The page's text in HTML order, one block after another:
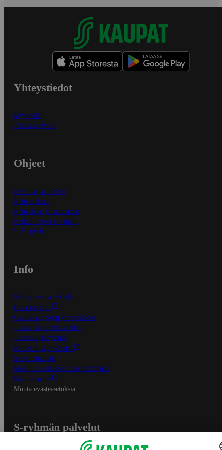
Yhteystiedot
Myymälät
Asiakaspalvelu
Ohjeet
Ensitilaajan ohjeet
Näin maksat
Näin tilaat ja muokkaat
Kaikki ohjeet ja vinkit
In English
Info
S-Business yrityksille
Oiva-raportit
Osuuskauppojen yhteystiedot
Tilaus- ja toimitusehdot
Tietosuojakäytäntö
Palvelun käyttöehdot
Saavutettavuus
Mobiilisovelluksen saavutettavuus
Mainostajalle
Muuta evästeasetuksia
S-ryhmän palvelut